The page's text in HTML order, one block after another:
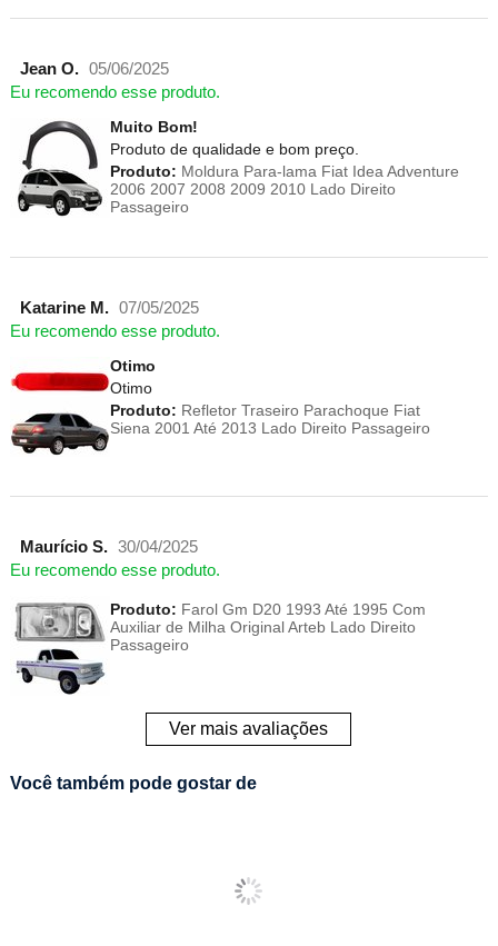
Jean O. 05/06/2025
Eu recomendo esse produto.
Muito Bom!
Produto de qualidade e bom preço.
Produto: Moldura Para-lama Fiat Idea Adventure
2006 2007 2008 2009 2010 Lado Direito
Passageiro
Katarine M. 07/05/2025
Eu recomendo esse produto.
Otimo
Otimo
Produto: Refletor Traseiro Parachoque Fiat
Siena 2001 Até 2013 Lado Direito Passageiro
Maurício S. 30/04/2025
Eu recomendo esse produto.
Produto: Farol Gm D20 1993 Até 1995 Com
Auxiliar de Milha Original Arteb Lado Direito
Passageiro
Ver mais avaliações
Você também pode gostar de